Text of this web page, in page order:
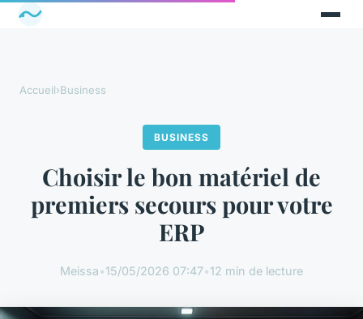
Accueil›Business
BUSINESS
Choisir le bon matériel de
premiers secours pour votre
ERP
Meissa•15/05/2026 07:47•12 min de lecture